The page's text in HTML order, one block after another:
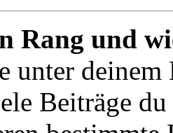
Rang und
unter deinem
Beiträge